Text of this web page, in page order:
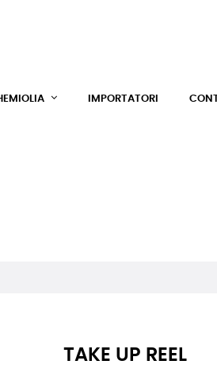
IMPORTATORI
TAKE UP REEL